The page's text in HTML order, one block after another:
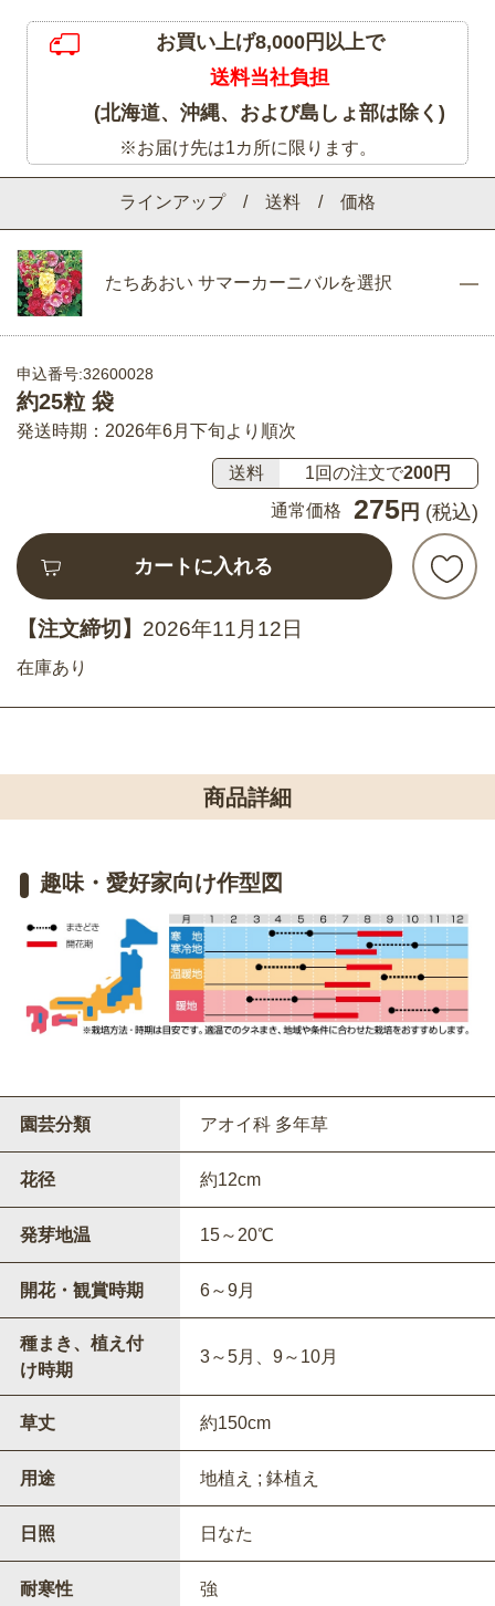
ラインアップ / 送料 / 価格
たちあおい サマーカーニバルを選択
申込番号:32600028
約25粒 袋
発送時期：2026年6月下旬より順次
送料 1回の注文で200円
通常価格
275 円 (税込)
カートに入れる
【注文締切】 2026年11月12日
在庫あり
お買い上げ8,000円以上で
送料当社負担
(北海道、沖縄、および島しょ部は除く)
※お届け先は1カ所に限ります。
商品詳細
趣味・愛好家向け作型図
園芸分類 アオイ科 多年草
花径 約12cm
発芽地温 15～20℃
開花・観賞時期 6～9月
種まき、植え付
け時期
3～5月、9～10月
草丈 約150cm
用途 地植え ; 鉢植え
日照 日なた
耐寒性 強